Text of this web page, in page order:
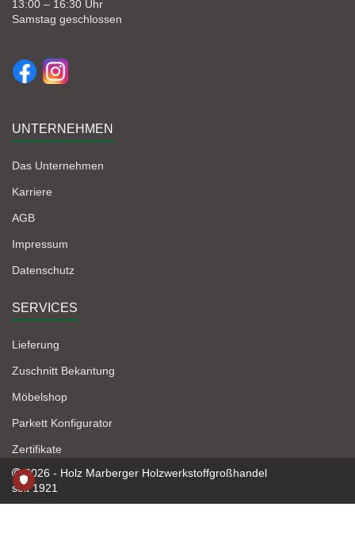
13:00 – 16:30 Uhr
Samstag geschlossen
UNTERNEHMEN
Das Unternehmen
Karriere
AGB
Impressum
Datenschutz
SERVICES
Lieferung
Zuschnitt Bekantung
Möbelshop
Parkett Konfigurator
Zertifikate
2026 - Holz Marberger Holzwerkstoffgroßhandel
seit 1921